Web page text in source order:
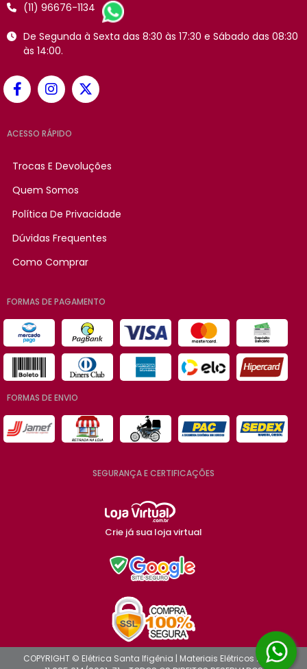
(11) 96676-1134
De Segunda à Sexta das 8:30 às 17:30 e Sábado das 08:30
às 14:00.
ACESSO RÁPIDO
Trocas E Devoluções
Quem Somos
Política De Privacidade
Dúvidas Frequentes
Como Comprar
FORMAS DE PAGAMENTO
FORMAS DE ENVIO
SEGURANÇA E CERTIFICAÇÕES
Crie já sua loja virtual
COPYRIGHT © Elétrica Santa Ifigênia | Materiais Elétricos 2026 -